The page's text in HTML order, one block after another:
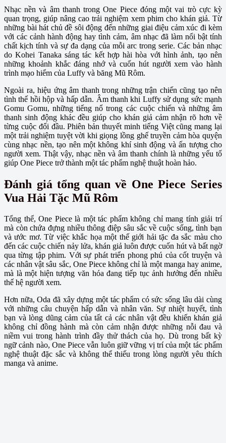
Nhạc nền và âm thanh trong One Piece đóng một vai trò cực kỳ
quan trọng, giúp nâng cao trải nghiệm xem phim cho khán giả. Từ
những bài hát chủ đề sôi động đến những giai điệu cảm xúc đi kèm
với các cảnh hành động hay tình cảm, âm nhạc đã làm nổi bật tính
chất kịch tính và sự đa dạng của mỗi arc trong serie. Các bản nhạc
do Kohei Tanaka sáng tác kết hợp hài hòa với hình ảnh, tạo nên
những khoảnh khắc đáng nhớ và cuốn hút người xem vào hành
trình mạo hiểm của Luffy và băng Mũ Rôm.
Ngoài ra, hiệu ứng âm thanh trong những trận chiến cũng tạo nên
tình thế hồi hộp và hấp dẫn. Âm thanh khi Luffy sử dụng sức mạnh
Gomu Gomu, những tiếng nổ trong các cuộc chiến và những âm
thanh sinh động khác đều giúp cho khán giả cảm nhận rõ hơn về
từng cuộc đối đầu. Phiên bản thuyết minh tiếng Việt cũng mang lại
một trải nghiệm tuyệt vời khi giọng lồng ghế truyền cảm hòa quyện
cùng nhạc nền, tạo nên một không khí sinh động và ấn tượng cho
người xem. Thật vậy, nhạc nền và âm thanh chính là những yếu tố
giúp One Piece trở thành một tác phẩm nghệ thuật hoàn hảo.
Đánh giá tổng quan về One Piece Series
Vua Hải Tặc Mũ Rôm
Tổng thể, One Piece là một tác phẩm không chỉ mang tính giải trí
mà còn chứa đựng nhiều thông điệp sâu sắc về cuộc sống, tình bạn
và ước mơ. Từ việc khắc họa một thế giới hải tặc đa sắc màu cho
đến các cuộc chiến nảy lửa, khán giả luôn được cuốn hút và bất ngờ
qua từng tập phim. Với sự phát triển phong phú của cốt truyện và
các nhân vật sâu sắc, One Piece không chỉ là một manga hay anime,
mà là một hiện tượng văn hóa đang tiếp tục ảnh hưởng đến nhiều
thế hệ người xem.
Hơn nữa, Oda đã xây dựng một tác phẩm có sức sống lâu dài cùng
với những câu chuyện hấp dẫn và nhân văn. Sự nhiệt huyết, tình
bạn và lòng dũng cảm của tất cả các nhân vật đều khiến khán giả
không chỉ đồng hành mà còn cảm nhận được những nỗi đau và
niềm vui trong hành trình đầy thử thách của họ. Dù trong bất kỳ
ngữ cảnh nào, One Piece vẫn luôn giữ vững vị trí của một tác phẩm
nghệ thuật đặc sắc và không thể thiếu trong lòng người yêu thích
manga và anime.